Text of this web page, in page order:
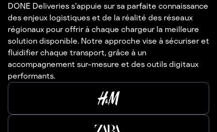
DONE Deliveries s’appuie sur sa parfaite connaissance
des enjeux logistiques et de la réalité des réseaux
régionaux pour offrir à chaque chargeur la meilleure
solution disponible. Notre approche vise à sécuriser et
fluidifier chaque transport, grâce à un
accompagnement sur-mesure et des outils digitaux
performants.